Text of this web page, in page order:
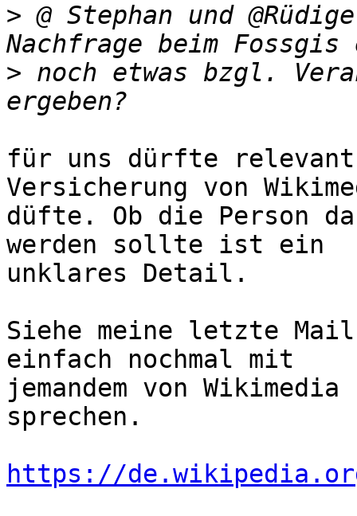
> @ Stephan und
> noch etwas bzgl.
für uns dürfte
Versicherung von
düfte. Ob die Person
werden sollte ist ein
unklares Detail.
Siehe meine letzte
einfach nochmal mit
jemandem von
sprechen.
https://